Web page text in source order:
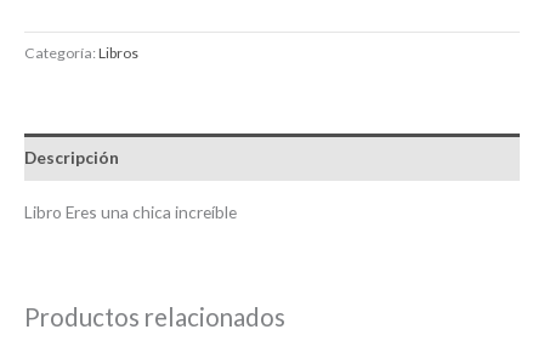
Categoría:Libros
Descripción
Libro Eres una chica increíble
Productos relacionados